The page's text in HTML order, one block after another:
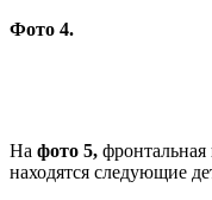
Фото 4.
На фото 5,
находятся следующие